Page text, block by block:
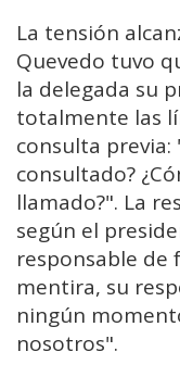
La tensión
Quevedo tuvo
la delegada su
totalmente las
consulta previa:
consultado?
llamado?". La
según el
responsable de
mentira, su
ningún
nosotros".